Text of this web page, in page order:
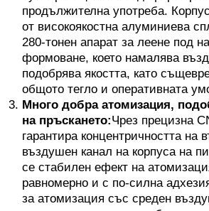
продължителна употреба.
от високоякостна алуминиева
280-тонен апарат за леене под
формоване, което намалява
подобрява якостта, като
общото тегло и оперативната
Много добра атомизация,
на пръскането:Чрез прецизна
гарантира концентричността на
въздушен канал на корпуса на
се стабилен ефект на
равномерно и с по-силна
за атомизация със среден